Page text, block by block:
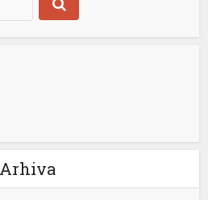
Arhiva